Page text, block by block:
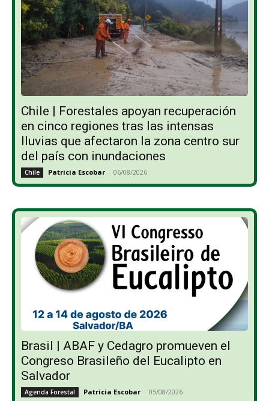
Chile | Forestales apoyan recuperación
en cinco regiones tras las intensas
lluvias que afectaron la zona centro sur
del país con inundaciones
Chile Patricia Escobar - 06/08/2026
Brasil | ABAF y Cedagro promueven el
Congreso Brasileño del Eucalipto en
Salvador
Agenda Forestal Patricia Escobar - 05/08/2026